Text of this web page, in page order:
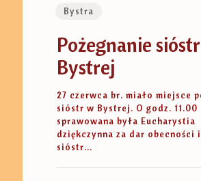
Bystra
Pożegnanie
Bystrej
27 czerwca br. miało miejsce
sióstr w Bystrej. O godz. 11.00
sprawowana była Eucharystia
dziękczynna za dar obecności i
sióstr...